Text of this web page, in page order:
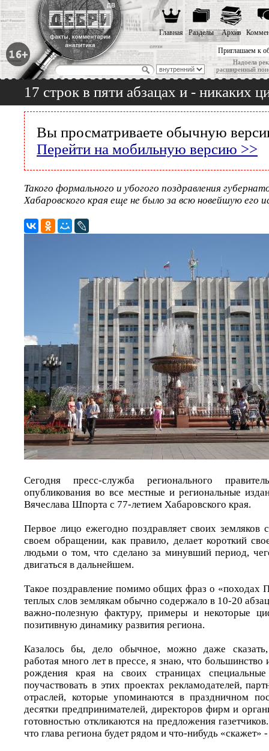
Приглашаем к
Надоела
расширенный
Главная Разделы Архив
17 строк в пяти абзацах и - никаких
Вы просматриваете обычную
Перейти на мобильную версию >>
Такого формального и убогого поздравления
Хабаровского края еще не было за всю новейшую его
Сегодня пресс-служба регионального
опубликования во все местные и региональные
Вячеслава Шпорта с 77-летием Хабаровского края.
Первое лицо ежегодно поздравляет своих земляков
своем обращении, как правило, делает короткий
людьми о том, что сделано за минувший период,
двигаться в дальнейшем.
Такое поздравление помимо общих фраз о «походах
теплых слов землякам обычно содержало в 10-20
важно-полезную фактуру, примеры и некоторые
позитивную динамику развития региона.
Казалось бы, дело обычное, можно даже
работая много лет в прессе, я знаю, что большинство
рождения края на своих страницах
поучаствовать в этих проектах рекламодателей,
отраслей, которые упоминаются в праздничном
десятки предпринимателей, директоров фирм и
готовностью откликаются на предложения
что глава региона будет рядом и что-нибудь «скажет»